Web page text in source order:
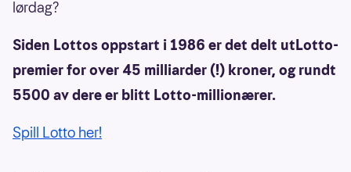
lørdag?
Siden Lottos oppstart i 1986 er det delt utLotto-
premier for over 45 milliarder (!) kroner, og rundt
5500 av dere er blitt Lotto-millionærer.
Spill Lotto her!